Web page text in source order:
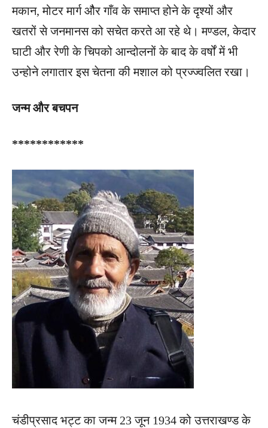
मकान, मोटर मार्ग औैर गाँव के समाप्त होने के दृश्यों और
खतरों से जनमानस को सचेत करते आ रहे थे। मण्डल, केदार
घाटी और रेणी के चिपको आन्दोलनों के बाद के वर्षों में भी
उन्होने लगातार इस चेतना की मशाल को प्रज्ज्वलित रखा।
जन्म और बचपन
************
चंडीप्रसाद भट्ट का जन्म 23 जून 1934 को उत्तराखण्ड के